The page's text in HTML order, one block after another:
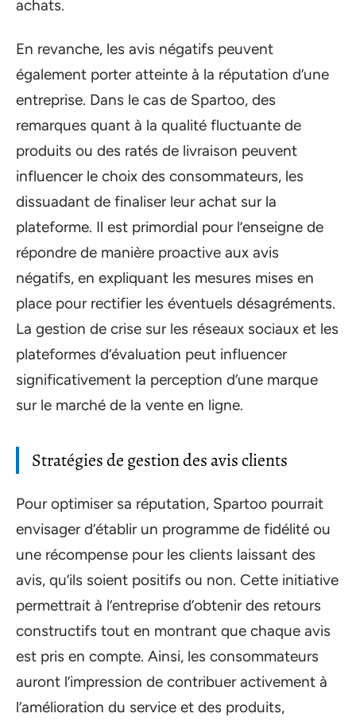
achats.
En revanche, les avis négatifs peuvent
également porter atteinte à la réputation d’une
entreprise. Dans le cas de Spartoo, des
remarques quant à la qualité fluctuante de
produits ou des ratés de livraison peuvent
influencer le choix des consommateurs, les
dissuadant de finaliser leur achat sur la
plateforme. Il est primordial pour l’enseigne de
répondre de manière proactive aux avis
négatifs, en expliquant les mesures mises en
place pour rectifier les éventuels désagréments.
La gestion de crise sur les réseaux sociaux et les
plateformes d’évaluation peut influencer
significativement la perception d’une marque
sur le marché de la vente en ligne.
Stratégies de gestion des avis clients
Pour optimiser sa réputation, Spartoo pourrait
envisager d’établir un programme de fidélité ou
une récompense pour les clients laissant des
avis, qu’ils soient positifs ou non. Cette initiative
permettrait à l’entreprise d’obtenir des retours
constructifs tout en montrant que chaque avis
est pris en compte. Ainsi, les consommateurs
auront l’impression de contribuer activement à
l’amélioration du service et des produits,